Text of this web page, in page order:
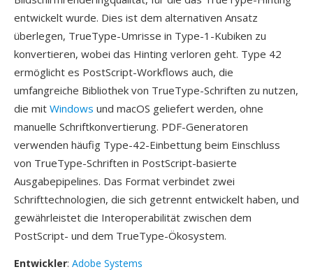
entwickelt wurde. Dies ist dem alternativen Ansatz
überlegen, TrueType-Umrisse in Type-1-Kubiken zu
konvertieren, wobei das Hinting verloren geht. Type 42
ermöglicht es PostScript-Workflows auch, die
umfangreiche Bibliothek von TrueType-Schriften zu nutzen,
die mit Windows und macOS geliefert werden, ohne
manuelle Schriftkonvertierung. PDF-Generatoren
verwenden häufig Type-42-Einbettung beim Einschluss
von TrueType-Schriften in PostScript-basierte
Ausgabepipelines. Das Format verbindet zwei
Schrifttechnologien, die sich getrennt entwickelt haben, und
gewährleistet die Interoperabilität zwischen dem
PostScript- und dem TrueType-Ökosystem.
Entwickler: Adobe Systems